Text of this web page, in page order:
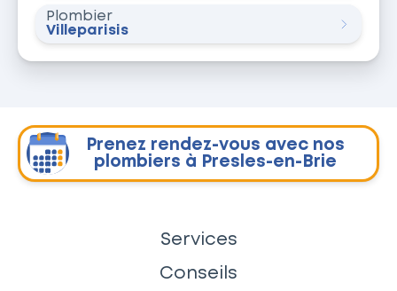
Plombier
Villeparisis
Prenez rendez-vous avec nos
plombiers à Presles-en-Brie
Services
Conseils